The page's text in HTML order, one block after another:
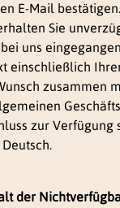
E-Mail
Sie
uns
einschließlich
zusammen
zur Verfügung
der